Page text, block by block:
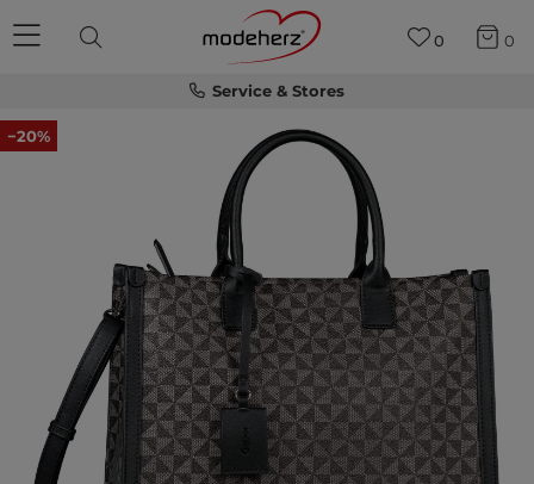
Service & Stores
0 0
−20%